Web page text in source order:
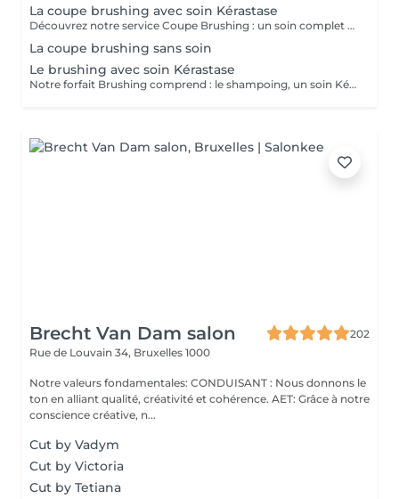
La coupe brushing avec soin Kérastase
Découvrez notre service Coupe Brushing : un soin complet comprenant le shampoing, un soin Kérastase, des soins de coiffage pour une tenue parfaite.
La coupe brushing sans soin
Le brushing avec soin Kérastase
Notre forfait Brushing comprend : le shampoing, un soin Kérastase, des soins coiffants pour une tenue parfaite.
Brecht Van Dam salon
202
Rue de Louvain 34, Bruxelles 1000
Notre valeurs fondamentales: CONDUISANT : Nous donnons le
ton en alliant qualité, créativité et cohérence. AET: Grâce à notre
conscience créative, n...
Cut by Vadym
Cut by Victoria
Cut by Tetiana